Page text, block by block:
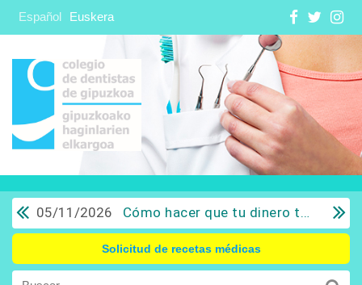
Español Euskera
05/11/2026 Cómo hacer que tu dinero trabaje para ti: Del ahorro a la inversión con sentido común.
Solicitud de recetas médicas